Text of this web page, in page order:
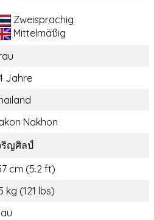
Zweisprachig
Mittelmäßig
Jahre
Nakhon
ริญศิลป์
cm (5.2 ft)
kg (121 lbs)